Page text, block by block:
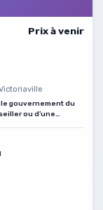
Prix à venir
gouvernement du
ou d’une